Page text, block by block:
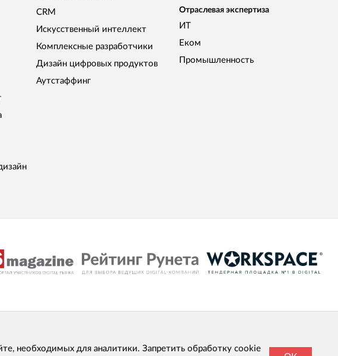
CRM
Искусственный интеллект
Комплексные разработчики
Дизайн цифровых продуктов
Аутстаффинг
Отраслевая экспертиза
ИТ
Еком
Промышленность
необходимых для аналитики. Запретить обработку cookie